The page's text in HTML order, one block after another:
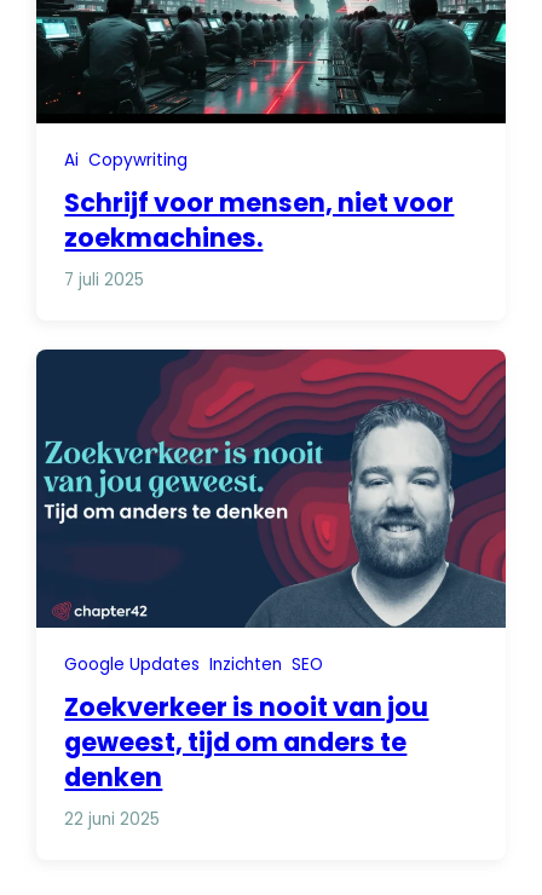
Ai Copywriting
Schrijf voor mensen, niet voor
zoekmachines.
7 juli 2025
Google Updates Inzichten SEO
Zoekverkeer is nooit van jou
geweest, tijd om anders te
denken
22 juni 2025